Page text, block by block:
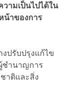
ามเป็นไปได้ใน
น้าของการ
ปรับปรุงแก้ไข
ชำนาญการ
าติและสิ่ง